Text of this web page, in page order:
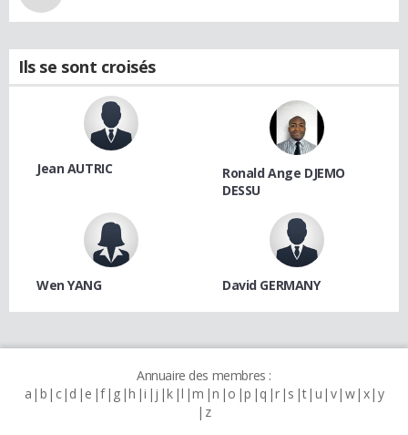
Ils se sont croisés
Jean AUTRIC
Ronald Ange DJEMO
DESSU
Wen YANG David GERMANY
Annuaire des membres :
a b c d e f g h i j k l m n o p q r s t u v w x y
z